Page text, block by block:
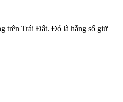
trên Trái Đất. Đó là hằng số giữ